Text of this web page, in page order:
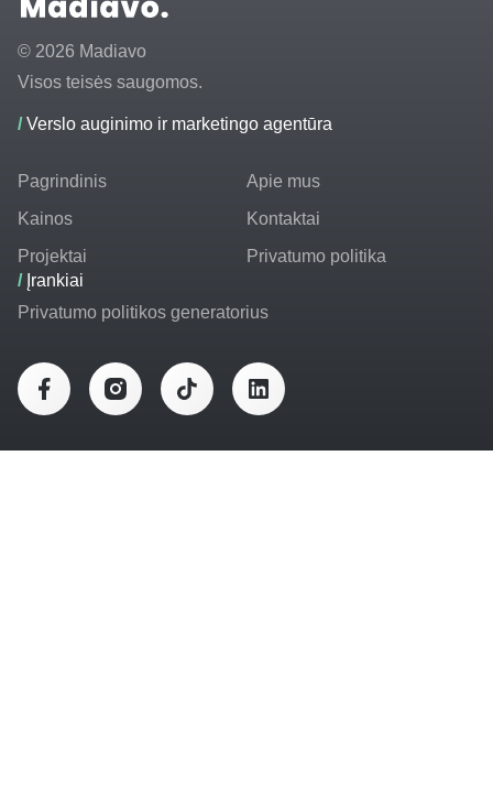
© 2026 Madiavo
Visos teisės saugomos.
/Verslo auginimo ir marketingo agentūra
Pagrindinis
Kainos
Projektai
Apie mus
Kontaktai
Privatumo politika
/ Įrankiai
Privatumo politikos generatorius